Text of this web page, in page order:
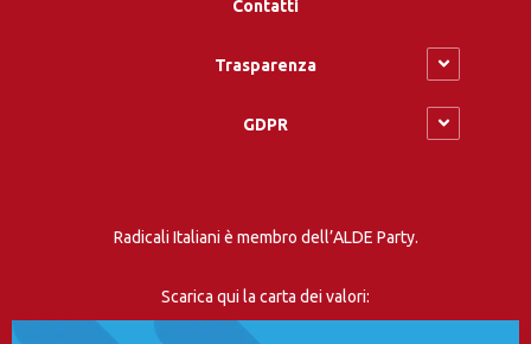
Contatti
Trasparenza
GDPR
Radicali Italiani è membro dell’ALDE Party.
Scarica qui la carta dei valori: